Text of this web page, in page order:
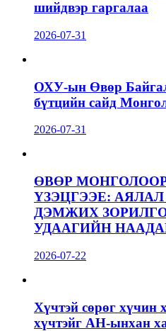
шийдвэр гаргалаа
2026-07-31
ОХУ-ын Өвөр
бүтцийн сайд
2026-07-31
ӨВӨР
ҮЗЭЦГЭЭЕ:
ДЭМЖИХ
УДААГИЙН
2026-07-22
Хүчтэй сөрөг хүчин
хүчтэйг АН-ынхан